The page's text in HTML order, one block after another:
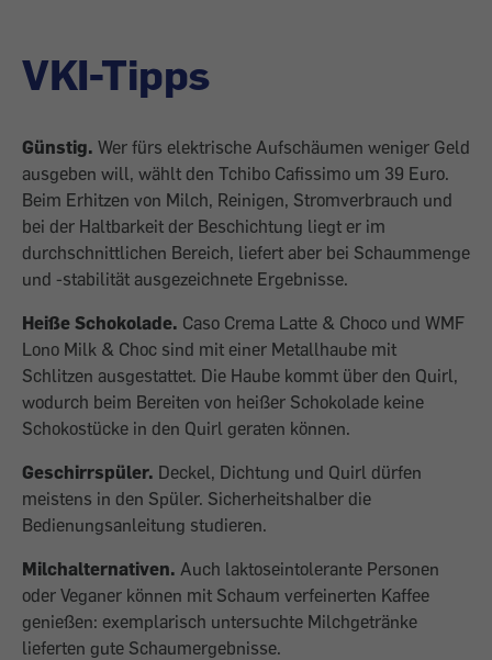
VKI-Tipps
Günstig. Wer fürs elektrische Aufschäumen weniger Geld
ausgeben will, wählt den Tchibo Cafissimo um 39 Euro.
Beim Erhitzen von Milch, Reinigen, Stromverbrauch und
bei der Haltbarkeit der Beschichtung liegt er im
durchschnittlichen Bereich, liefert aber bei Schaummenge
und -stabilität ausgezeichnete Ergebnisse.
Heiße Schokolade. Caso Crema Latte & Choco und WMF
Lono Milk & Choc sind mit einer Metallhaube mit
Schlitzen ausgestattet. Die Haube kommt über den Quirl,
wodurch beim Bereiten von heißer Schokolade keine
Schokostücke in den Quirl geraten können.
Geschirrspüler. Deckel, Dichtung und Quirl dürfen
meistens in den Spüler. Sicherheitshalber die
Bedienungsanleitung studieren.
Milchalternativen. Auch laktoseintolerante Personen
oder Veganer können mit Schaum verfeinerten Kaffee
genießen: exemplarisch untersuchte Milchgetränke
lieferten gute Schaumergebnisse.